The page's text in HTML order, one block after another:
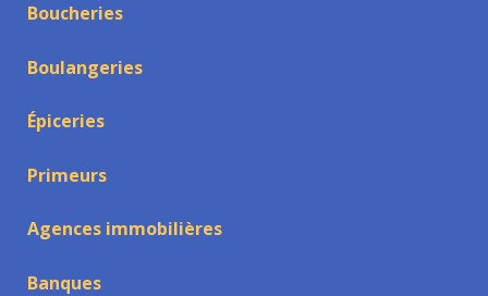
Boucheries
Boulangeries
Épiceries
Primeurs
Agences immobilières
Banques